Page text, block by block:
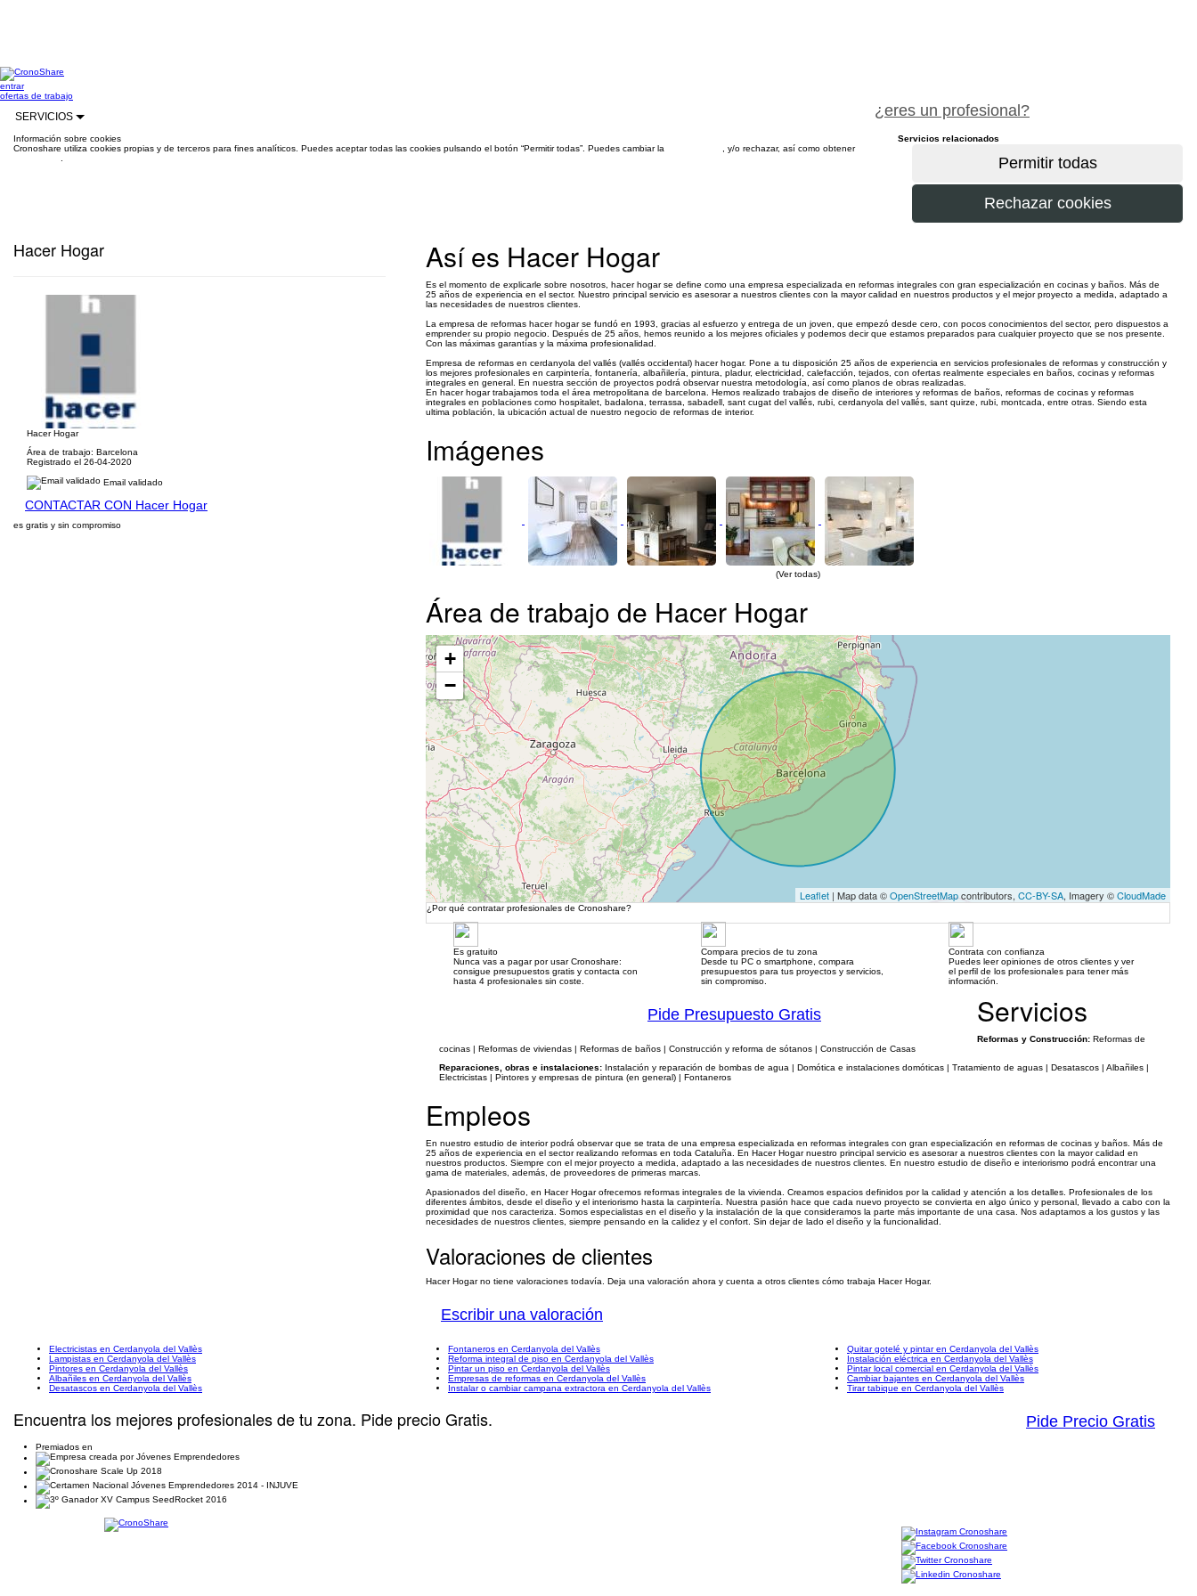
entrar
¿eres un profesional?
ofertas de trabajo
SERVICIOS
Información sobre cookies
Cronoshare utiliza cookies propias y de terceros para fines analíticos. Puedes aceptar todas las cookies pulsando el botón “Permitir todas”. Puedes cambiar la
, y/o rechazar, así como obtener
Hacer Hogar
Hacer Hogar
Área de trabajo: Barcelona
Registrado el 26-04-2020
Email validado
CONTACTAR CON Hacer Hogar
es gratis y sin compromiso
Así es Hacer Hogar
Es el momento de explicarle sobre nosotros, hacer hogar se define como una empresa especializada en reformas integrales con gran especialización en cocinas y baños. Más de
25 años de experiencia en el sector. Nuestro principal servicio es asesorar a nuestros clientes con la mayor calidad en nuestros productos y el mejor proyecto a medida, adaptado a
las necesidades de nuestros clientes.
La empresa de reformas hacer hogar se fundó en 1993, gracias al esfuerzo y entrega de un joven, que empezó desde cero, con pocos conocimientos del sector, pero dispuestos a
emprender su propio negocio. Después de 25 años, hemos reunido a los mejores oficiales y podemos decir que estamos preparados para cualquier proyecto que se nos presente.
Con las máximas garantías y la máxima profesionalidad.
Empresa de reformas en cerdanyola del vallés (vallés occidental) hacer hogar. Pone a tu disposición 25 años de experiencia en servicios profesionales de reformas y construcción y
los mejores profesionales en carpintería, fontanería, albañilería, pintura, pladur, electricidad, calefacción, tejados, con ofertas realmente especiales en baños, cocinas y reformas
integrales en general. En nuestra sección de proyectos podrá observar nuestra metodología, así como planos de obras realizadas.
En hacer hogar trabajamos toda el área metropolitana de barcelona. Hemos realizado trabajos de diseño de interiores y reformas de baños, reformas de cocinas y reformas
integrales en poblaciones como hospitalet, badalona, terrassa, sabadell, sant cugat del vallés, rubi, cerdanyola del vallés, sant quirze, rubi, montcada, entre otras. Siendo esta
ultima población, la ubicación actual de nuestro negocio de reformas de interior.
Imágenes
(Ver todas)
Área de trabajo de Hacer Hogar
+
−
Leaflet | Map data ©OpenStreetMapcontributors, CC-BY-SA, Imagery ©CloudMade
¿Por qué contratar profesionales de Cronoshare?
Es gratuito
Nunca vas a pagar por usar Cronoshare:
consigue presupuestos gratis y contacta con
hasta 4 profesionales sin coste.
Compara precios de tu zona
Desde tu PC o smartphone, compara
presupuestos para tus proyectos y servicios,
sin compromiso.
Contrata con confianza
Puedes leer opiniones de otros clientes y ver
el perfil de los profesionales para tener más
información.
Pide Presupuesto Gratis Servicios
Reformas y Construcción: Reformas de
cocinas | Reformas de viviendas | Reformas de baños | Construcción y reforma de sótanos | Construcción de Casas
Reparaciones, obras e instalaciones: Instalación y reparación de bombas de agua | Domótica e instalaciones domóticas | Tratamiento de aguas | Desatascos | Albañiles |
Electricistas | Pintores y empresas de pintura (en general) | Fontaneros
Empleos
En nuestro estudio de interior podrá observar que se trata de una empresa especializada en reformas integrales con gran especialización en reformas de cocinas y baños. Más de
25 años de experiencia en el sector realizando reformas en toda Cataluña. En Hacer Hogar nuestro principal servicio es asesorar a nuestros clientes con la mayor calidad en
nuestros productos. Siempre con el mejor proyecto a medida, adaptado a las necesidades de nuestros clientes. En nuestro estudio de diseño e interiorismo podrá encontrar una
gama de materiales, además, de proveedores de primeras marcas.
Apasionados del diseño, en Hacer Hogar ofrecemos reformas integrales de la vivienda. Creamos espacios definidos por la calidad y atención a los detalles. Profesionales de los
diferentes ámbitos, desde el diseño y el interiorismo hasta la carpintería. Nuestra pasión hace que cada nuevo proyecto se convierta en algo único y personal, llevado a cabo con la
proximidad que nos caracteriza. Somos especialistas en el diseño y la instalación de la que consideramos la parte más importante de una casa. Nos adaptamos a los gustos y las
necesidades de nuestros clientes, siempre pensando en la calidez y el confort. Sin dejar de lado el diseño y la funcionalidad.
Valoraciones de clientes
Hacer Hogar no tiene valoraciones todavía. Deja una valoración ahora y cuenta a otros clientes cómo trabaja Hacer Hogar.
Escribir una valoración
Servicios relacionados
Electricistas en Cerdanyola del Vallès
Lampistas en Cerdanyola del Vallès
Pintores en Cerdanyola del Vallès
Albañiles en Cerdanyola del Vallès
Desatascos en Cerdanyola del Vallès
Fontaneros en Cerdanyola del Vallès
Reforma integral de piso en Cerdanyola del Vallès
Pintar un piso en Cerdanyola del Vallès
Empresas de reformas en Cerdanyola del Vallès
Instalar o cambiar campana extractora en Cerdanyola del Vallès
Quitar gotelé y pintar en Cerdanyola del Vallès
Instalación eléctrica en Cerdanyola del Vallès
Pintar local comercial en Cerdanyola del Vallès
Cambiar bajantes en Cerdanyola del Vallès
Tirar tabique en Cerdanyola del Vallès
Encuentra los mejores profesionales de tu zona. Pide precio Gratis. Pide Precio Gratis
Premiados en